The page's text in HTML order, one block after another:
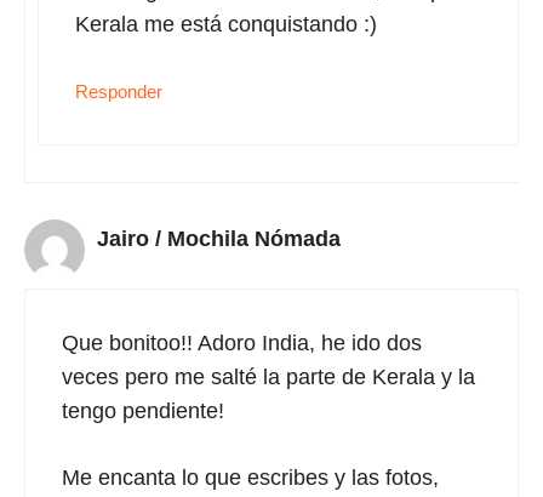
Kerala me está conquistando :)
Responder
Jairo / Mochila Nómada
Que bonitoo!! Adoro India, he ido dos
veces pero me salté la parte de Kerala y la
tengo pendiente!
Me encanta lo que escribes y las fotos,